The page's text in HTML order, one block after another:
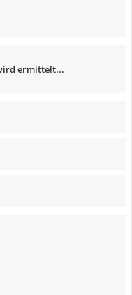
ermittelt...